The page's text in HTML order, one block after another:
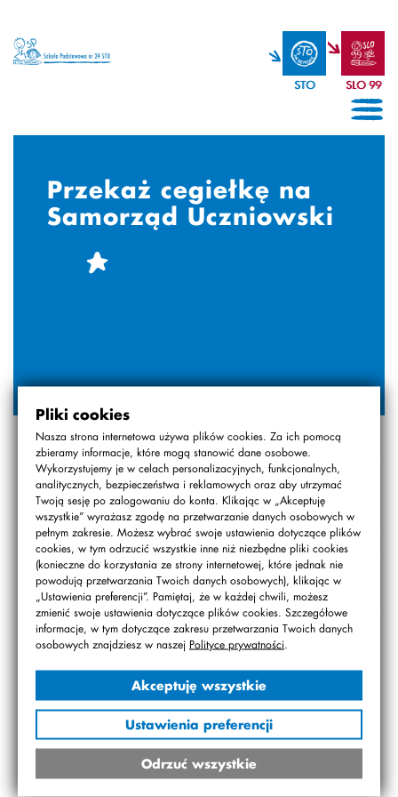
Pliki cookies
Nasza strona internetowa używa plików cookies. Za ich pomocą
zbieramy informacje, które mogą stanowić dane osobowe.
Wykorzystujemy je w celach personalizacyjnych, funkcjonalnych,
analitycznych, bezpieczeństwa i reklamowych oraz aby utrzymać
Twoją sesję po zalogowaniu do konta. Klikając w „Akceptuję
wszystkie” wyrażasz zgodę na przetwarzanie danych osobowych w
pełnym zakresie. Możesz wybrać swoje ustawienia dotyczące plików
cookies, w tym odrzucić wszystkie inne niż niezbędne pliki cookies
(konieczne do korzystania ze strony internetowej, które jednak nie
powodują przetwarzania Twoich danych osobowych), klikając w
„Ustawienia preferencji”. Pamiętaj, że w każdej chwili, możesz
zmienić swoje ustawienia dotyczące plików cookies. Szczegółowe
informacje, w tym dotyczące zakresu przetwarzania Twoich danych
osobowych znajdziesz w naszej Polityce prywatności
Akceptuję wszystkie
Ustawienia preferencji
Odrzuć wszystkie
STO SLO 99
Przekaż cegiełkę na
Samorząd Uczniowski